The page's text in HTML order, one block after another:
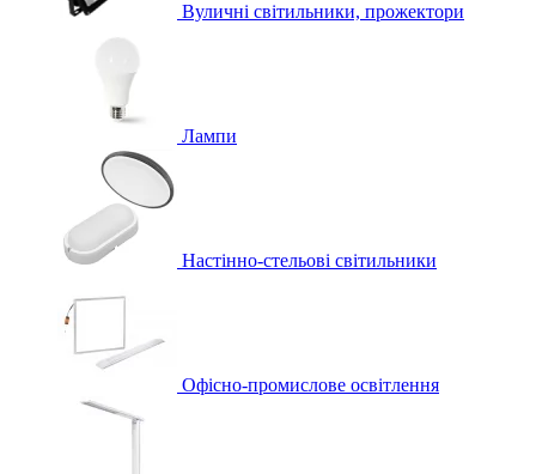
Вуличні світильники, прожектори
Лампи
Настінно-стельові світильники
Офісно-промислове освітлення